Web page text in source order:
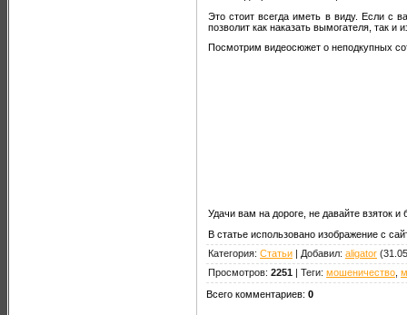
Это стоит всегда иметь в виду. Если с
позволит как наказать вымогателя, так и
Посмотрим видеосюжет о неподкупных
Удачи вам на дороге, не давайте взяток и
В статье использовано изображение с
Категория: Статьи | Добавил: aligator
Просмотров: 2251 | Теги: мошеничество
Всего комментариев: 0